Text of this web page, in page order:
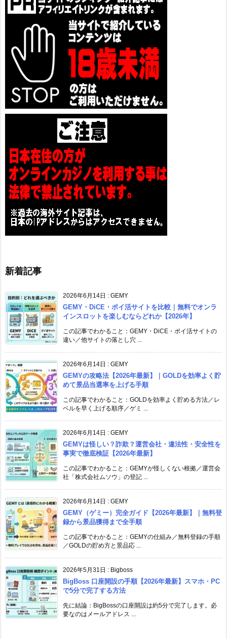
新着記事
2026年6月14日 : GEMY
GEMY・DiCE・ポイ活サイトを比較｜無料でオンラ
インスロットを楽しむならどれか【2026年】
この記事でわかること：GEMY・DiCE・ポイ活サイトの
違い／他サイトの落とし穴 ...
2026年6月14日 : GEMY
GEMYの攻略法【2026年最新】｜GOLDを効率よく貯
めて景品当選率を上げる手順
この記事でわかること：GOLDを効率よく貯める方法／レ
ベルを早く上げる順序／ゲミ ...
2026年6月14日 : GEMY
GEMYは怪しい？詐欺？運営会社・違法性・安全性を
事実で徹底検証【2026年最新】
この記事でわかること：GEMYが怪しくない根拠／運営会
社「株式会社ムソウ」の登記 ...
2026年6月14日 : GEMY
GEMY（ゲミー）完全ガイド【2026年最新】｜無料登
録から景品獲得まで全手順
この記事でわかること：GEMYの仕組み／無料登録の手順
／GOLDの貯め方と景品応 ...
2026年5月31日 : Bigboss
BigBoss 口座開設の手順【2026年最新】スマホ・PC
で5分で完了する方法
先に結論：BigBossの口座開設は約5分で完了します。必
要なのはメールアドレス ...